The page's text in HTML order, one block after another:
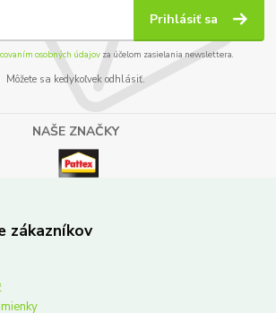
Prihlásiť sa
osobných údajov za účelom zasielania newslettera.
Môžete sa kedykoľvek odhlásiť.
NAŠE ZNAČKY
zákazníkov